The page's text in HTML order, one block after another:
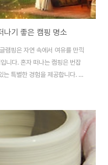
나기 좋은 캠핑 명소
램핑은 자연 속에서 여유를 만끽
니다. 혼자 떠나는 캠핑은 번잡
특별한 경험을 제공합니다. 특
있는 옵션으로, 최소한의 준비
: 도심 가까이에서 즐기는 캠핑
장 인기 있는 캠핑장 중 하나로,
는 곳입니다. 한강변에 위치해 있
여할 수 있어 혼자서도 부담 없이